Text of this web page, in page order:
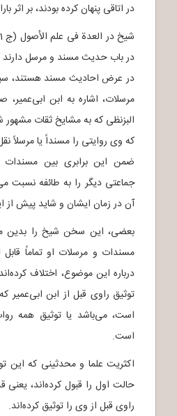
در اتاقی پنهان کرده بودند، بر اثر
در باب حدیث مسند و مرسل
در عرض احادیث مسند هستند،
مرسلات، اشاره به ابن
البزنظی که به مشایخ ثقات مشهور
که وی روایتی را مسنداً یا مرسلاً
ضمن این برابری بین مسندات
جماعتی دیگر را به طائفه نسبت
آن در زمان ایشان و شاید پیش از
بعضی، این سخن شیخ را بدین
مسندات و مرسلات او تماماً قابل
درباره این موضوع، اختلاف
توثیق راوی قبل از ابن
است، می‌باشد یا توثیق همه
است.
اکثریت علما و محدثینی که این
حالت اول را قبول کرده‌اند، یعنی
راوی قبل از وی را توثیق کرده‌اند.